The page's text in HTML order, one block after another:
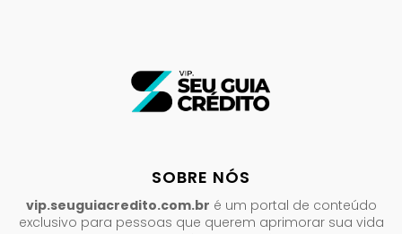
SOBRE NÓS
vip.seuguiacredito.com.br é um portal de conteúdo
exclusivo para pessoas que querem aprimorar sua vida